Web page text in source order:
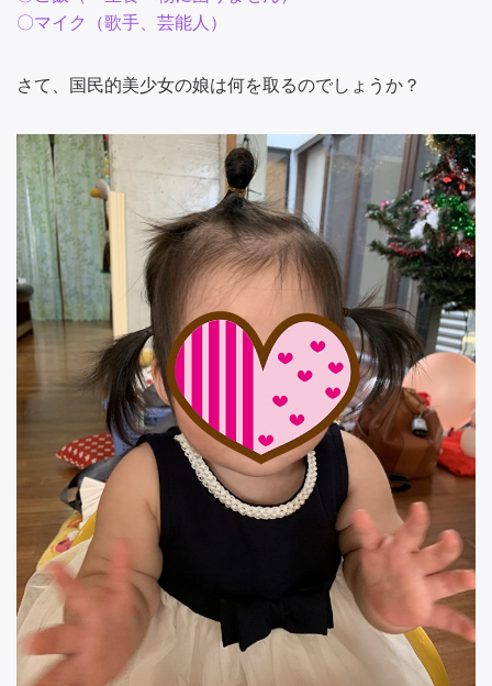
〇マイク（歌手、芸能人）
さて、国民的美少女の娘は何を取るのでしょうか？